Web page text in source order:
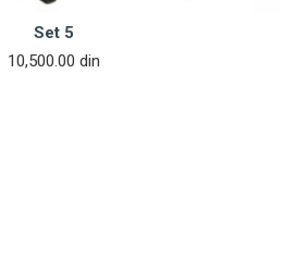
Set 5
10,500.00 din